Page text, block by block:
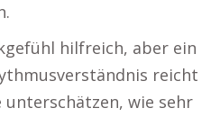
hilfreich, aber ein
reicht
unterschätzen, wie sehr